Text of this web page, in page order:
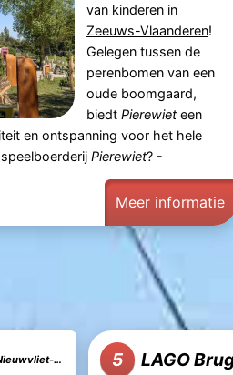
van kinderen in
Zeeuws-Vlaanderen!
Gelegen tussen de
perenbomen van een
oude boomgaard,
biedt Pierewieteen
en ontspanning voor het hele
Pierewiet? -
Meer informatie
Bad 5 LAGO